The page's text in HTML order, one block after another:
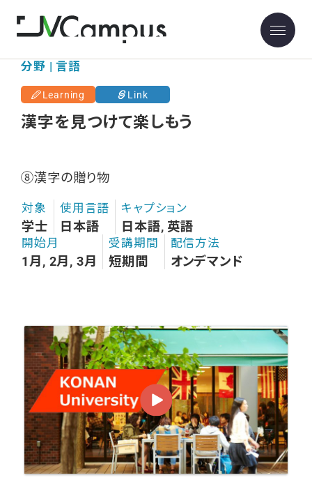
分野 | 言語
Learning Link
漢字を見つけて楽しもう
⑧漢字の贈り物
対象
学士
使用言語
日本語
キャプション
日本語, 英語
開始月
1月, 2月, 3月
受講期間
短期間
配信方法
オンデマンド